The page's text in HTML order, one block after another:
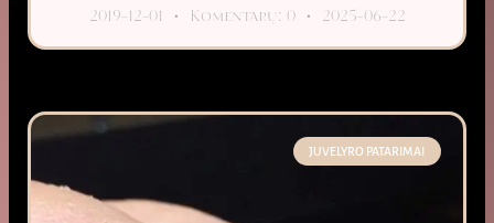
2019-12-01 Komentarų: 0 2025-06-22
JUVELYRO PATARIMAI